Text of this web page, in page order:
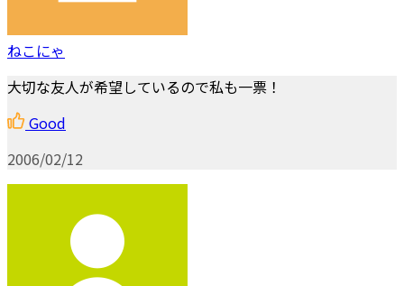
ねこにゃ
大切な友人が希望しているので私も一票！
Good
2006/02/12